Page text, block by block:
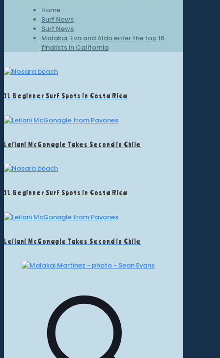
Home
Surf News
Surf News
Malakai, Eva and Aldo enter the top 16
finalists in California
11 Beginner Surf Spots in Costa Rica
Leilani McGonagle Takes Second in Chile
11 Beginner Surf Spots in Costa Rica
Leilani McGonagle Takes Second in Chile